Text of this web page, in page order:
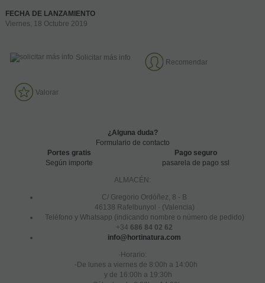
FECHA DE LANZAMIENTO
Viernes, 18 Octubre 2019
Solicitar más info
Recomendar
Valorar
¿Alguna duda?
Formulario de contacto
Portes gratis
Según importe
Pago seguro
pasarela de pago ssl
ALMACÉN:
C/ Gregorio Ordóñez, 8 - B
46138 Rafelbunyol · (Valencia)
Teléfono y Whatsapp (indicando nombre o número de pedido)
+34 686 84 02 62
info@hortinatura.com
·Horario:
-De lunes a viernes de 8:00h a 14:00h
y de 16:00h a 19:30h